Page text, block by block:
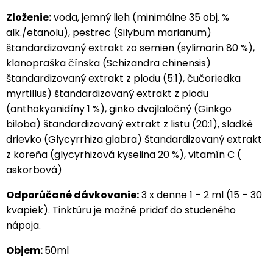
Zloženie:voda, jemný lieh (minimálne 35 obj. %
alk./etanolu), pestrec (Silybum marianum)
štandardizovaný extrakt zo semien (sylimarin 80 %),
klanopraška čínska (Schizandra chinensis)
štandardizovaný extrakt z plodu (5:1), čučoriedka
myrtillus) štandardizovaný extrakt z plodu
(anthokyanidíny 1 %), ginko dvojlaločný (Ginkgo
biloba) štandardizovaný extrakt z listu (20:1), sladké
drievko (Glycyrrhiza glabra) štandardizovaný extrakt
z koreňa (glycyrhizová kyselina 20 %), vitamín C (
askorbová)
Odporúčané dávkovanie:3 x denne 1 – 2 ml (15 – 30
kvapiek). Tinktúru je možné pridať do studeného
nápoja.
Objem:50ml